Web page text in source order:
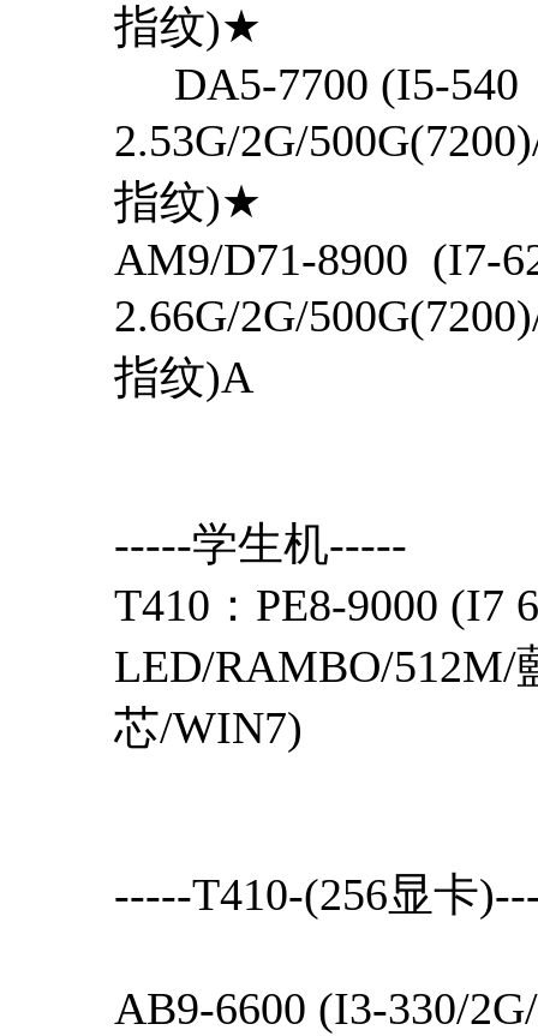
指纹)★
DA5-7700 (I5-540
2.53G/2G/
指纹)★
AM9/D71-8900 (I7-
2.66G/2G/
指纹)A
-----学生机-----
T410：PE8-9000 (I7
LED/RAMBO/
芯/WIN7)
-----
AB9-6600 (I3-330/